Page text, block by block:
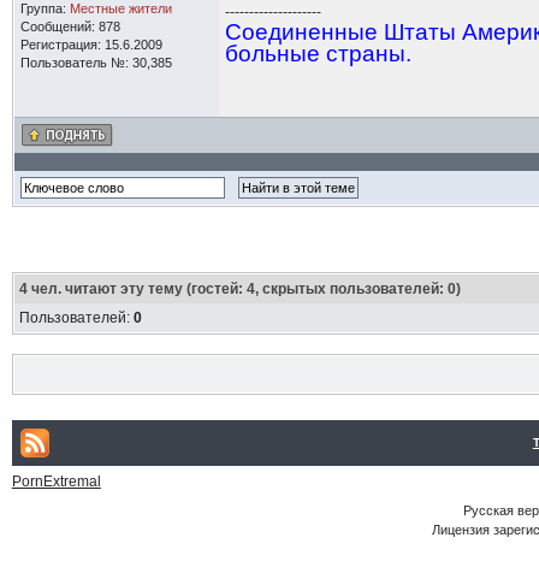
Группа: Местные жители
Сообщений: 878
Регистрация: 15.6.2009
Пользователь №: 30,385
--------------------
Соединенные Штаты
больные страны.
4чел. читают эту тему (гостей: 4, скрытых пользователей: 0)
Пользователей: 0
PornExtremal
Русская
Лицензия